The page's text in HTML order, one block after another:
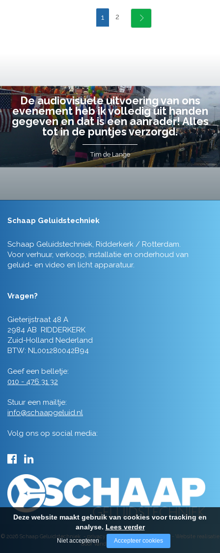
1 2
De audiovisuele uitvoering van ons
evenement heb ik volledig uit handen
gegeven en dat is een aanrader! Alles
tot in de puntjes verzorgd.
Tim de Lange
Schaap Geluidstechniek
Schaap Geluidstechniek, Ridderkerk / Rotterdam.
Voor verhuur, verkoop, installatie en onderhoud van
geluid- en video en licht apparatuur.
Vragen?
Gieterijstraat 48 A
2984 AB RIDDERKERK
Zuid-Holland Nederland
BTW: NL001280042B94
Geef een belletje:
010 - 476 31 32
Stuur een mailtje:
info@schaapgeluid.nl
Volg ons op social media:
© 2026 Schaap Geluidstechniek - privacy - algemene voorwaarden- Website realisatie
door Vanderperk Groep
Deze website maakt gebruik van cookies voor tracking en
analyse. Lees verder
Niet accepteren Accepteer cookies